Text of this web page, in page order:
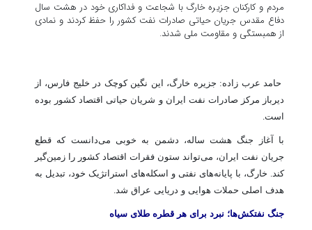
مردم و کارکنان جزیره خارگ با شجاعت و فداکاری خود در هشت سال
دفاع مقدس جریان حیاتی صادرات نفت کشور را حفظ کردند و نمادی
از همبستگی و مقاومت ملی شدند.
حامد عرب زاده: جزیره خارگ، این نگین کوچک در خلیج فارس، از
دیرباز مرکز صادرات نفت ایران و شریان حیاتی اقتصاد کشور بوده
است.
با آغاز جنگ هشت ساله، دشمن به خوبی می‌دانست که قطع
جریان نفت ایران، می‌تواند ستون فقرات اقتصاد کشور را زمین‌گیر
کند. خارگ، با پایانه‌های نفتی و اسکله‌های استراتژیک خود، تبدیل به
هدف اصلی حملات هوایی و دریایی عراق شد.
جنگ نفتکش‌ها؛ نبرد برای هر قطره طلای سیاه